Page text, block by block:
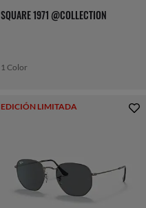
SQUARE 1971 @COLLECTION
1 Color
EDICIÓN LIMITADA